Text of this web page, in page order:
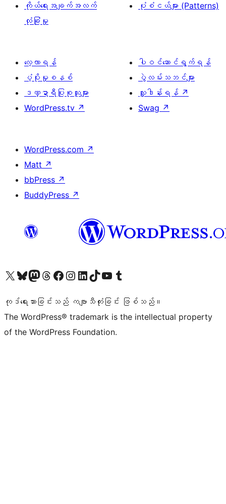
ကိုယ်ရေးအချက်အလက်
လုံခြုံမှု
ပုံစံငယ်များ (Patterns)
လေ့လာရန်
ပံ့ပိုးမှုစနစ်
ဒဏ္ဍာရီပြုစုသူများ
WordPress.tv ↗
ပါဝင်ဆောင်ရွက်ရန်
ပွဲလမ်းသဘင်များ
လှူဒါန်းရန် ↗
Swag ↗
WordPress.com ↗
Matt ↗
bbPress ↗
BuddyPress ↗
ကျွန်ုပ်တို့၏ X (ယခင် Twitter) အကောင့်သို့ သွားရောက်ကြည့်ရှုပါကျွန်ုပ်တို့၏ Bluesky အကောင့်သို့ ဝင်ရောက်ကြည့်ရှုရန်
ကျွန်ုပ်တို့၏ Mastodon အကောင့်သို့ သွားရောက်ကြည့်ရှုပါကျွန်ုပ်တို့၏ Threads အကောင့်သို့ ဝင်ရောက်ကြည့်ရှုရန်
ကျွန်ုပ်တို့၏ Facebook စာမျက်နှာသို့ သွားရောက်ကြည့်ရှုပါကျွန်ုပ်တို့၏ Instagram အကောင့်သို့ သွားရောက်ကြည့်ရှုပါ ကျွန်ုပ်တို့၏ LinkedIn အကောင့်သို့ သွားရောက်ကြည့်ရှုပါကျွန်ုပ်တို့၏ TikTok အကောင့်သို့ ဝင်ရောက်ကြည့်ရှုရန်
ကျွန်ုပ်တို့၏ YouTube ချန်နယ်သို့ သွားရောက်ကြည့်ရှုပါ ကျွန်ုပ်တို့၏ Tumblr အကောင့်သို့ ဝင်ရောက်ကြည့်ရှုရန်
ကုဒ်ရေးသားခြင်းသည် ကဗျာသီကုံးခြင်း ဖြစ်သည်။
The WordPress® trademark is the intellectual property
of the WordPress Foundation.